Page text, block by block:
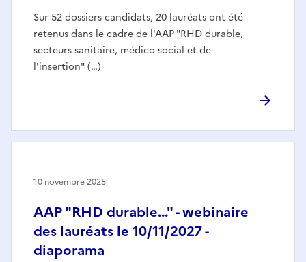
Sur 52 dossiers candidats, 20 lauréats ont été
retenus dans le cadre de l'AAP "RHD durable,
secteurs sanitaire, médico-social et de
l'insertion" (…)
AAP "RHD durable..." - webinaire
des lauréats le 10/11/2027 -
diaporama
10 novembre 2025